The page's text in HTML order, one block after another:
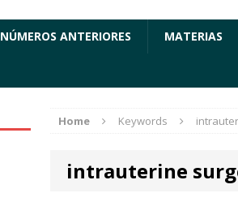
NÚMEROS ANTERIORES MATERIAS
Home Keywords
intrauterine